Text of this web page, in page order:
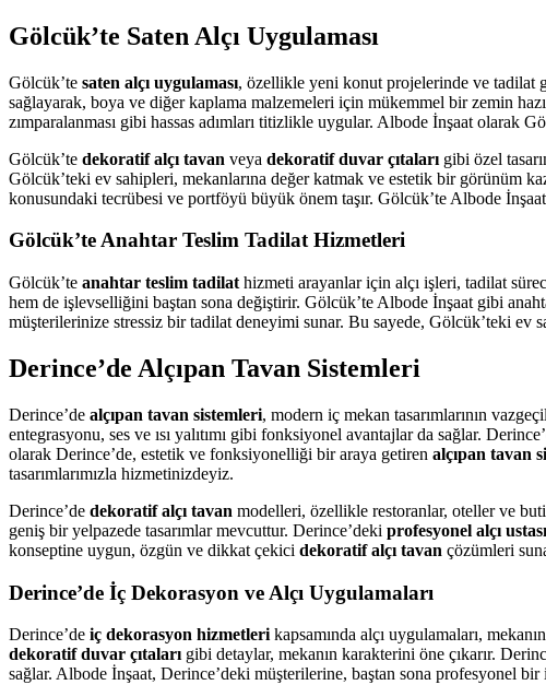
Gölcük’te Saten Alçı Uygulaması
Gölcük’te saten alçı uygulaması, özellikle yeni konut projelerinde ve tadilat
sağlayarak, boya ve diğer kaplama malzemeleri için mükemmel bir zemin
zımparalanması gibi hassas adımları titizlikle uygular. Albode İnşaat olarak
Gölcük’te dekoratif alçı tavan veya dekoratif duvar çıtaları gibi özel
Gölcük’teki ev sahipleri, mekanlarına değer katmak ve estetik bir görünüm
konusundaki tecrübesi ve portföyü büyük önem taşır. Gölcük’te Albode
Gölcük’te Anahtar Teslim Tadilat Hizmetleri
Gölcük’te anahtar teslim tadilat hizmeti arayanlar için alçı işleri, tadilat
hem de işlevselliğini baştan sona değiştirir. Gölcük’te Albode İnşaat gibi
müşterilerinize stressiz bir tadilat deneyimi sunar. Bu sayede, Gölcük’teki ev
Derince’de Alçıpan Tavan Sistemleri
Derince’de alçıpan tavan sistemleri, modern iç mekan tasarımlarının
entegrasyonu, ses ve ısı yalıtımı gibi fonksiyonel avantajlar da sağlar.
olarak Derince’de, estetik ve fonksiyonelliği bir araya getiren alçıpan tavan
tasarımlarımızla hizmetinizdeyiz.
Derince’de dekoratif alçı tavan modelleri, özellikle restoranlar, oteller ve
geniş bir yelpazede tasarımlar mevcuttur. Derince’deki profesyonel alçı ustası
konseptine uygun, özgün ve dikkat çekici dekoratif alçı tavan çözümleri
Derince’de İç Dekorasyon ve Alçı Uygulamaları
Derince’de iç dekorasyon hizmetleri kapsamında alçı uygulamaları,
dekoratif duvar çıtaları gibi detaylar, mekanın karakterini öne çıkarır.
sağlar. Albode İnşaat, Derince’deki müşterilerine, baştan sona profesyonel